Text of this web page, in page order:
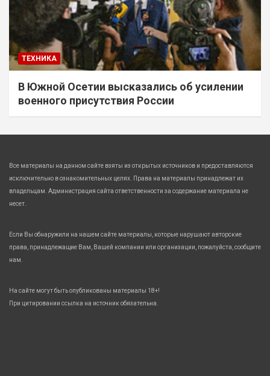
ТЕХНИКА
В Южной Осетии высказались об усилении
военного присутствия России
Все материалы на данном сайте взяты из открытых источников и предоставляются
исключительно в ознакомительных целях. Права на материалы принадлежат их
владельцам. Администрация сайта ответственности за содержание материала не
несет.
Если Вы обнаружили на нашем сайте материалы, которые нарушают авторские
права, принадлежащие Вам, Вашей компании или организации, пожалуйста, сообщите
нам.
На сайте могут быть опубликованы материалы 18+!
При цитировании ссылка на источник обязательна.